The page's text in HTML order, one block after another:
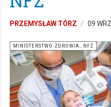
PRZEMYSŁAW TÓRZ 09
MINISTERSTWO ZDROWIA, NFZ